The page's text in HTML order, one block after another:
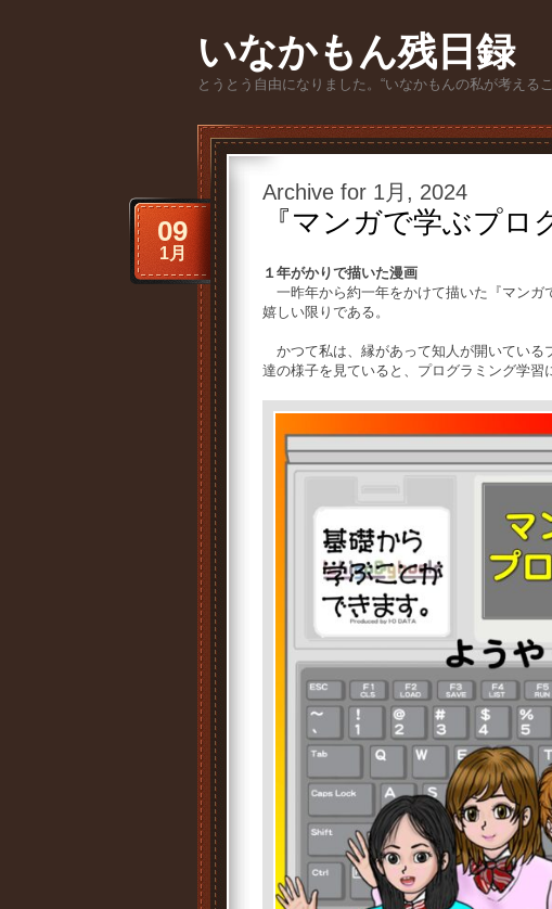
いなかもん残日録
とうとう自由になりました。“いなかもんの私が考える
Archive for 1月, 2024
『マンガで学ぶプロ
09
1月
１年がかりで描いた漫画
一昨年から約一年をかけて描いた『マンガ
嬉しい限りである。
かつて私は、縁があって知人が開いている
達の様子を見ていると、プログラミング学習